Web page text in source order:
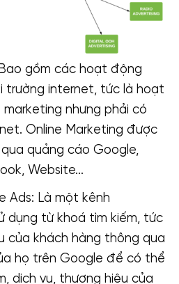
gồm các hoạt động
trường internet, tức là hoạt
nhưng phải có
Online Marketing được
quảng cáo Google,
Website…
Ads: Là một kênh
dụng từ khoá tìm kiếm, tức
của khách hàng thông qua
họ trên Google để có thể
dịch vụ, thương hiệu của